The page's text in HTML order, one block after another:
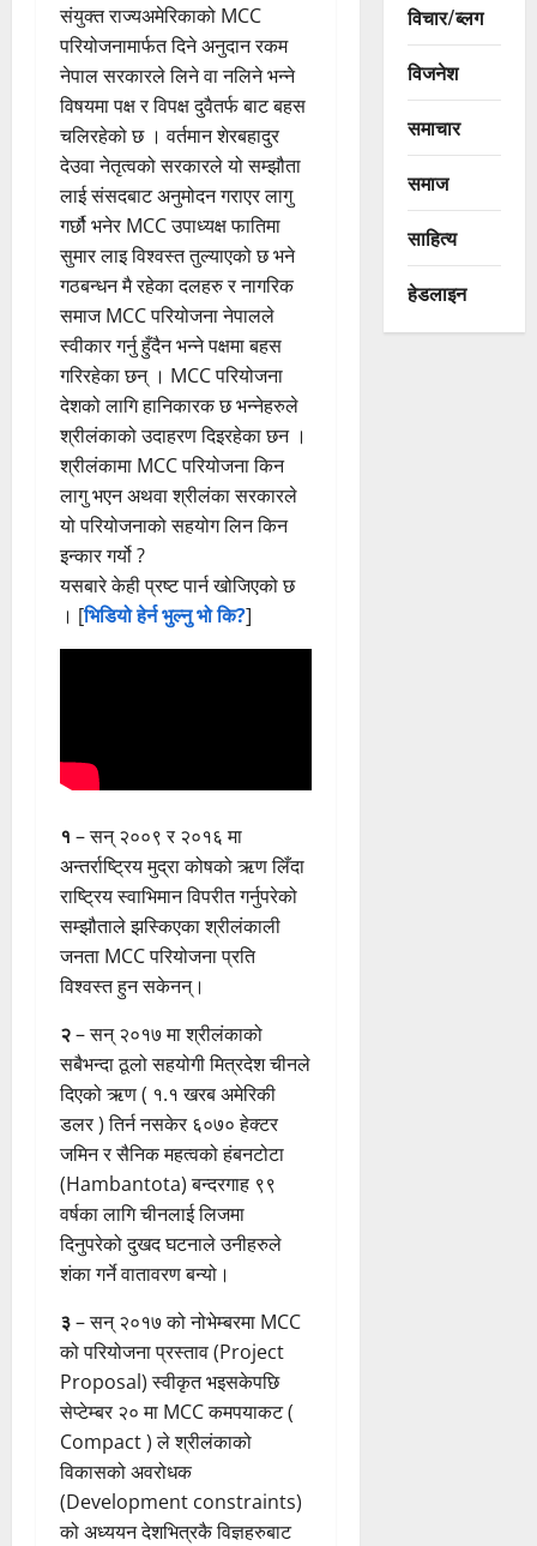
संयुक्त राज्यअमेरिकाको MCC
परियोजनामार्फत दिने अनुदान रकम
नेपाल सरकारले लिने वा नलिने भन्ने
विषयमा पक्ष र विपक्ष दुवैतर्फ बाट बहस
चलिरहेको छ । वर्तमान शेरबहादुर
देउवा नेतृत्वको सरकारले यो सम्झौता
लाई संसदबाट अनुमोदन गराएर लागु
गर्छौ भनेर MCC उपाध्यक्ष फातिमा
सुमार लाइ विश्वस्त तुल्याएको छ भने
गठबन्धन मै रहेका दलहरु र नागरिक
समाज MCC परियोजना नेपालले
स्वीकार गर्नु हुँदैन भन्ने पक्षमा बहस
गरिरहेका छन् । MCC परियोजना
देशको लागि हानिकारक छ भन्नेहरुले
श्रीलंकाको उदाहरण दिइरहेका छन ।
श्रीलंकामा MCC परियोजना किन
लागु भएन अथवा श्रीलंका सरकारले
यो परियोजनाको सहयोग लिन किन
इन्कार गर्यो ?
यसबारे केही प्रष्ट पार्न खोजिएको छ
। [भिडियो हेर्न भुल्नु भो कि?]
१ – सन् २००९ र २०१६ मा
अन्तर्राष्ट्रिय मुद्रा कोषको ऋण लिँदा
राष्ट्रिय स्वाभिमान विपरीत गर्नुपरेको
सम्झौताले झस्किएका श्रीलंकाली
जनता MCC परियोजना प्रति
विश्वस्त हुन सकेनन्।
२– सन् २०१७ मा श्रीलंकाको
सबैभन्दा ठूलो सहयोगी मित्रदेश चीनले
दिएको ऋण ( १.१ खरब अमेरिकी
डलर ) तिर्न नसकेर ६०७० हेक्टर
जमिन र सैनिक महत्वको हंबनटोटा
(Hambantota) बन्दरगाह ९९
वर्षका लागि चीनलाई लिजमा
दिनुपरेको दुखद घटनाले उनीहरुले
शंका गर्ने वातावरण बन्यो।
३– सन् २०१७ को नोभेम्बरमा MCC
को परियोजना प्रस्ताव (Project
Proposal) स्वीकृत भइसकेपछि
सेप्टेम्बर २० मा MCC कमपयाकट (
Compact ) ले श्रीलंकाको
विकासको अवरोधक
(Development constraints)
को अध्ययन देशभित्रकै विज्ञहरुबाट
विचार/ब्लग
विजनेश
समाचार
समाज
साहित्य
हेडलाइन